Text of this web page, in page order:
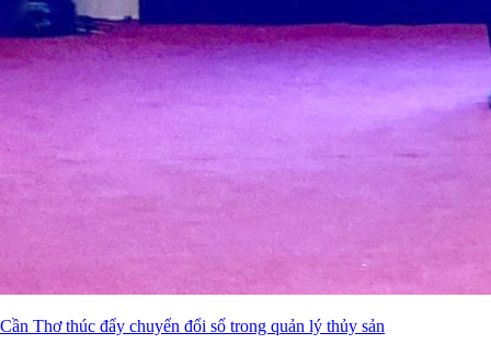
Cần Thơ thúc đẩy chuyển đổi số trong quản lý thủy sản